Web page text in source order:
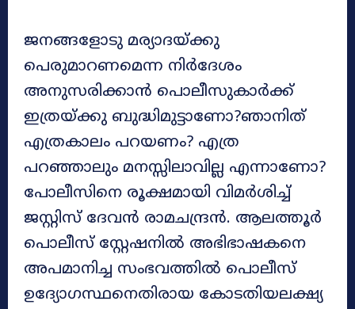
ജനങ്ങളോടു മര്യാദയ്ക്കു
പെരുമാറണമെന്ന നിർദേശം
അനുസരിക്കാൻ പൊലീസുകാർക്ക്
ഇത്രയ്ക്കു ബുദ്ധിമുട്ടാണോ?ഞാനിത്
എത്രകാലം പറയണം? എത്ര
പറഞ്ഞാലും മനസ്സിലാവില്ല എന്നാണോ?
പോലീസിനെ രൂക്ഷമായി വിമർശിച്ച്
ജസ്റ്റിസ് ദേവൻ രാമചന്ദ്രൻ. ആലത്തൂർ
പൊലീസ് സ്റ്റേഷനിൽ അഭിഭാഷകനെ
അപമാനിച്ച സംഭവത്തിൽ പൊലീസ്
ഉദ്യോഗസ്ഥനെതിരായ കോടതിയലക്ഷ്യ